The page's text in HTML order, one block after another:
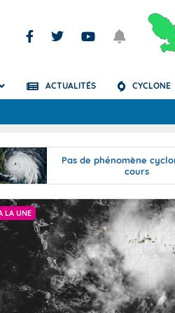
Articles
ACTUALITÉS CYCLONE
Pas de phénomène
cours
LA UNE